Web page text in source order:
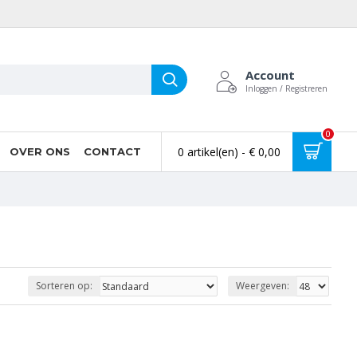
Account
Inloggen / Registreren
OVER ONS CONTACT 0 artikel(en) - € 0,00
0
Sorteren op: Weergeven: